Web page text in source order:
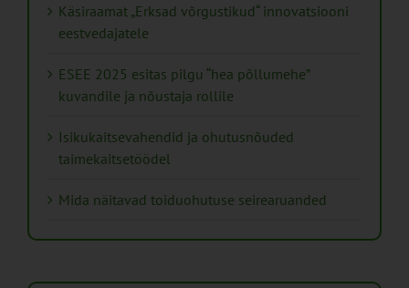
Käsiraamat „Erksad võrgustikud“ innovatsiooni
eestvedajatele
ESEE 2025 esitas pilgu “hea põllumehe”
kuvandile ja nõustaja rollile
Isikukaitsevahendid ja ohutusnõuded
taimekaitsetöödel
Mida näitavad toiduohutuse seirearuanded